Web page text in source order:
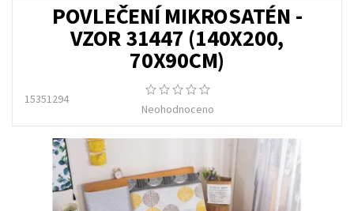
POVLEČENÍ MIKROSATÉN -
VZOR 31447 (140X200,
70X90CM)
15351294
Neohodnoceno